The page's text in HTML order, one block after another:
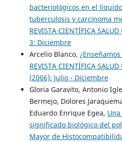
bacteriológicos en el
tuberculosis y carcinoma
REVISTA CIENTÍFICA
3: Diciembre
Arcelio Blanco,
REVISTA CIENTÍFICA
(2006): Julio - Diciembre
Gloria Garavito, Antonio
Bermejo, Dolores
Eduardo Enrique Egea,
significado biológico del
Mayor de